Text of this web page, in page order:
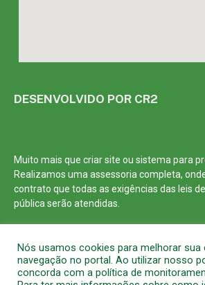
DESENVOLVIDO POR CR2
Muito mais que criar site ou sistema para
Realizamos umaassessoriacompleta,
contrato que todas as exigências das leis
públicaserão atendidas.
Nós usamos cookies para melhorar sua
navegação no portal. Ao utilizar nosso
concorda com a política de